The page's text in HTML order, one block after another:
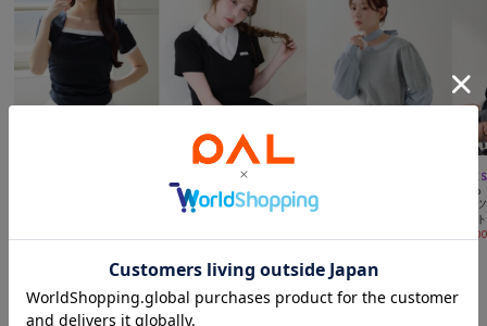
ス
¥5,940

one after another NICE
CLAUP
【ダイナマイトバッグ対
ングニット
¥6,930
ドッキングボウタイプルオ
TIME
Chico
シャ
ニット
おすすめトピック
Clam Romance